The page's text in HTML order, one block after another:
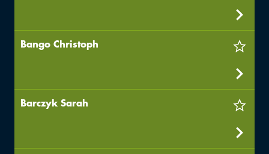
Bango Christoph
Barczyk Sarah